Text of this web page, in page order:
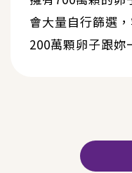
會大量自行篩選
200萬顆卵子跟妳